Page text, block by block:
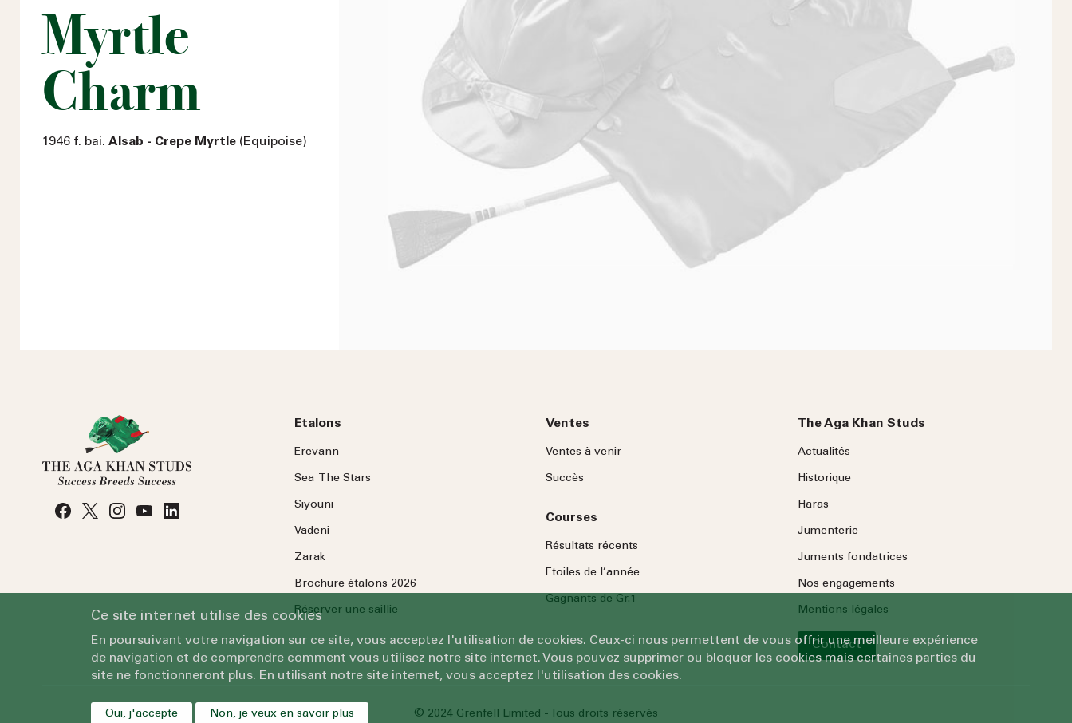
Myrtle
Charm
1946 f. bai. Alsab - Crepe Myrtle (Equipoise)
Etalons
Erevann
Sea TheStars
Siyouni
Vadeni
Zarak
Brochure étalons 2026
Réserver une saillie
Ventes
Ventes à venir
Succès
Courses
Résultats récents
Etoiles de l’année
Gagnants de Gr.1
The Aga Khan Studs
Actualités
Historique
Haras
Jumenterie
Juments fondatrices
Nos engagements
Mentions légales
Contact
© 2024 Grenfell Limited - Tous droits réservés
Ce site internet utilise des cookies
En poursuivant votre navigation sur ce site, vous acceptez l'utilisation de cookies. Ceux-ci nous permettent de vous offrir une meilleure expérience
de navigation et de comprendre comment vous utilisez notre site internet. Vous pouvez supprimer ou bloquer les cookies mais certaines parties du
site ne fonctionneront plus. En utilisant notre site internet, vous acceptez l'utilisation des cookies.
Oui, j'accepte Non, je veux en savoir plus